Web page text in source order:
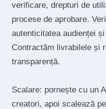
verificare, drepturi de
procese de aprobare.
autenticitatea audienței
Contractăm livrabilele și
transparență.
Scalare: pornește cu un
creatori, apoi scalează